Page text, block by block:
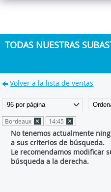
TODAS NUESTRAS
Volver a la lista de ventas
Bordeaux 14:45
No tenemos actualmente
a sus criterios de búsqueda.
Le recomendamos modificar
búsqueda a la derecha.